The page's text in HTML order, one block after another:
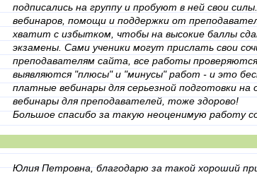
подписались на группу и пробуют в ней свои
вебинаров, помощи и поддержки от
хватит с избытком, чтобы на высокие баллы
экзамены. Сами ученики могут прислать свои
преподавателям сайта, все работы
выявляются "плюсы" и "минусы" работ - и это
платные вебинары для серьезной подготовки
вебинары для преподавателей, тоже здорово!
Большое спасибо за такую неоценимую работу
Юлия Петровна, благодарю за такой хороший